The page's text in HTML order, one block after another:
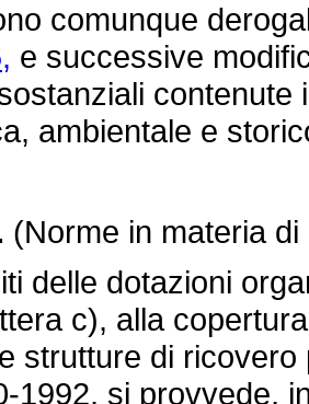
comunque
e successive
contenute
ambientale e
(Norme in materia
delle dotazioni
c), alla
strutture di
1992, si provvede,